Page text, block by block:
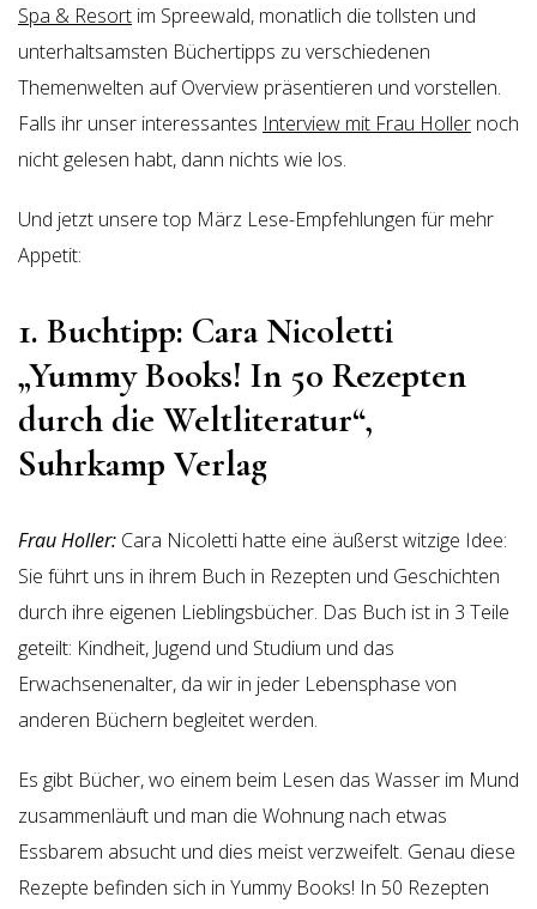
Spa & Resort im Spreewald, monatlich die tollsten und
unterhaltsamsten Büchertipps zu verschiedenen
Themenwelten auf Overview präsentieren und vorstellen.
Falls ihr unser interessantes Interview mit Frau Holler noch
nicht gelesen habt, dann nichts wie los.
Und jetzt unsere top März Lese-Empfehlungen für mehr
Appetit:
1. Buchtipp: Cara Nicoletti
„Yummy Books! In 50 Rezepten
durch die Weltliteratur“,
Suhrkamp Verlag
Frau Holler: Cara Nicoletti hatte eine äußerst witzige Idee:
Sie führt uns in ihrem Buch in Rezepten und Geschichten
durch ihre eigenen Lieblingsbücher. Das Buch ist in 3 Teile
geteilt: Kindheit, Jugend und Studium und das
Erwachsenenalter, da wir in jeder Lebensphase von
anderen Büchern begleitet werden.
Es gibt Bücher, wo einem beim Lesen das Wasser im Mund
zusammenläuft und man die Wohnung nach etwas
Essbarem absucht und dies meist verzweifelt. Genau diese
Rezepte befinden sich in Yummy Books! In 50 Rezepten